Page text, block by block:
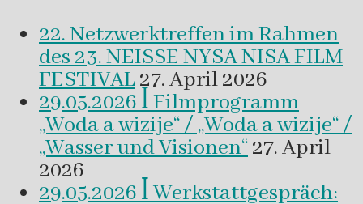
22. Netzwerktreffen im Rahmen
des 23. NEISSE NYSA NISA FILM
FESTIVAL27. April 2026
29.05.2026 ꟾ Filmprogramm
„Woda a wizije“ / „Woda a wizije“ /
„Wasser und Visionen“27. April
2026
29.05.2026 ꟾ Werkstattgespräch: